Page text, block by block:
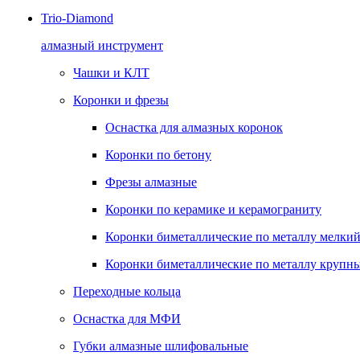
Trio-Diamond
алмазный инструмент
Чашки и КЛТ
Коронки и фрезы
Оснастка для алмазных коронок
Коронки по бетону
Фрезы алмазные
Коронки по керамике и керамограниту
Коронки биметаллические по металлу
Коронки биметаллические по металлу
Переходные кольца
Оснастка для МФИ
Губки алмазные шлифовальные